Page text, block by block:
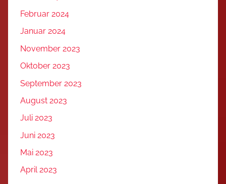
Februar 2024
Januar 2024
November 2023
Oktober 2023
September 2023
August 2023
Juli 2023
Juni 2023
Mai 2023
April 2023